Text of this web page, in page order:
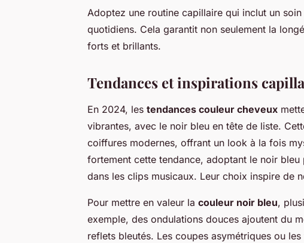
Adoptez une routine capillaire qui inclut un
quotidiens. Cela garantit non seulement la
forts et brillants.
Tendances et inspirations
En 2024, les tendances couleur cheveux
vibrantes, avec le noir bleu en tête de liste.
coiffures modernes, offrant un look à la fois
fortement cette tendance, adoptant le noir
dans les clips musicaux. Leur choix inspire de
Pour mettre en valeur la couleur noir bleu,
exemple, des ondulations douces ajoutent du
reflets bleutés. Les coupes asymétriques ou